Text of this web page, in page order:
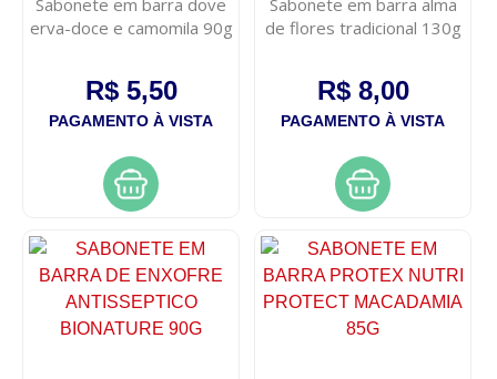
erva-doce e camomila 90g
R$ 5,50
PAGAMENTO À VISTA
de flores tradicional 130g
R$ 8,00
PAGAMENTO À VISTA